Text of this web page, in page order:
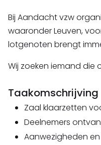
Bij Aandacht vzw
waaronder Leuven,
lotgenoten brengt
Wij zoeken iemand die
Taakomschrijving
Zaal klaarzetten
Deelnemers
Aanwezigheden